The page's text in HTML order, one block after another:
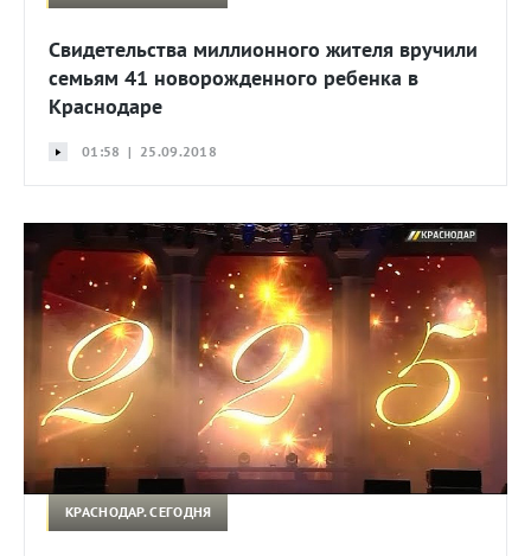
Свидетельства миллионного жителя вручили
семьям 41 новорожденного ребенка в
Краснодаре
01:58 | 25.09.2018
КРАСНОДАР. СЕГОДНЯ